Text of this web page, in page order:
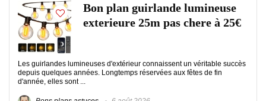
Bon plan guirlande lumineuse
exterieure 25m pas chere à 25€
Les guirlandes lumineuses d'extérieur connaissent un véritable succès
depuis quelques années. Longtemps réservées aux fêtes de fin
d'année, elles sont ...